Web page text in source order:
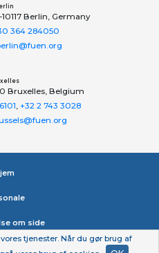
Berlin, Germany
364 284050
Bruxelles, Belgium
+32 2 743 3028
om side
tjenester. Når du gør brug af